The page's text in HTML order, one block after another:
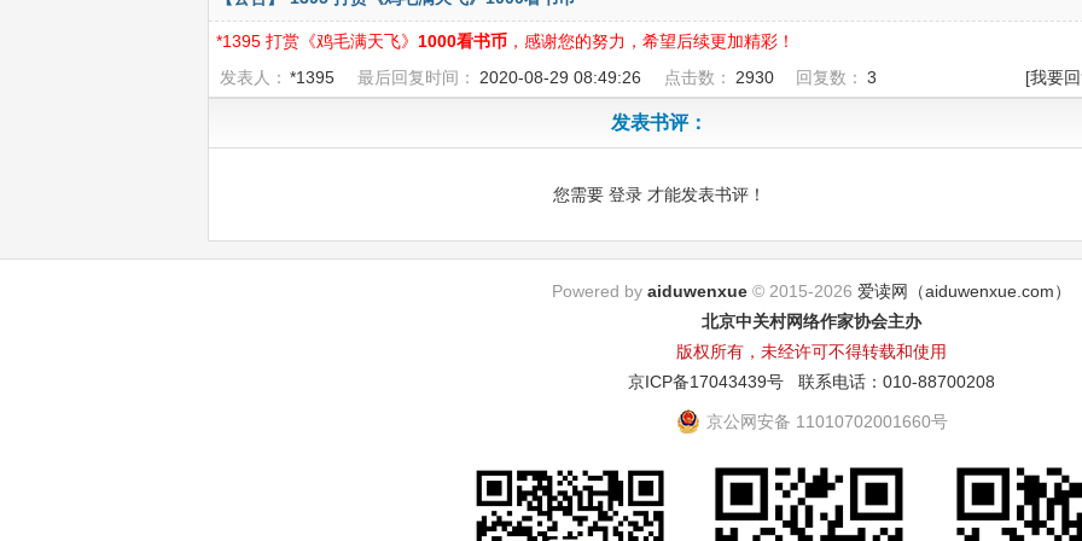
*1395 打赏《鸡毛满天飞》 1000看书币，感谢您的努力，希望后续更加精彩！
[我要
发表人： *1395 最后回复时间： 2020-08-29 08:49:26 点击数： 2930 回复数： 3
发表书评：
您需要 登录才能发表书评！
Powered by aiduwenxue © 2015-2026 爱读网（aiduwenxue.com）
北京中关村网络作家协会主办
版权所有，未经许可不得转载和使用
京ICP备17043439号
联系电话：010-88700208
京公网安备 11010702001660号